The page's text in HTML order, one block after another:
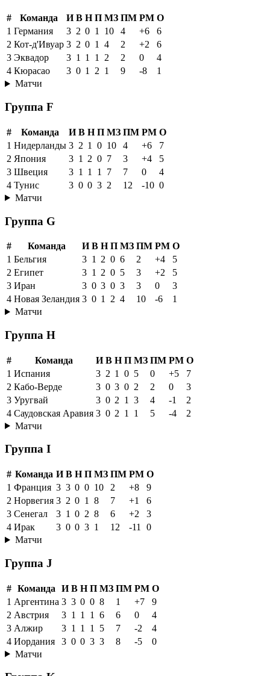
# Команда И В Н П МЗ ПМ РМ О
1 Германия 3 2 0 1 10 4 +6
6
2 Кот-д'Ивуар 3 2 0 1 4 2 +2
6
3 Эквадор 3 1 1 1 2 2 0
4
4 Кюрасао 3 0 1 2 1 9 -8
1
Матчи
Группа F
# Команда И В Н П МЗ ПМ РМ О
1 Нидерланды 3 2 1 0 10 4 +6
7
2 Япония 3 1 2 0 7 3 +4
5
3 Швеция 3 1 1 1 7 7 0
4
4 Тунис 3 0 0 3 2 12 -10 0
Матчи
Группа G
# Команда И В Н П МЗ ПМ РМ О
1 Бельгия 3 1 2 0 6 2 +4
5
2 Египет 3 1 2 0 5 3 +2
5
3 Иран 3 0 3 0 3 3 0
3
4 Новая Зеландия 3 0 1 2 4 10 -6
1
Матчи
Группа H
# Команда И В Н П МЗ ПМ РМ О
1 Испания 3 2 1 0 5 0 +5
7
2 Кабо-Верде 3 0 3 0 2 2 0
3
3 Уругвай 3 0 2 1 3 4 -1
2
4 Саудовская Аравия 3 0 2 1 1 5 -4
2
Матчи
Группа I
# Команда И В Н П МЗ ПМ РМ О
1 Франция 3 3 0 0 10 2 +8
9
2 Норвегия 3 2 0 1 8 7 +1
6
3 Сенегал 3 1 0 2 8 6 +2
3
4 Ирак 3 0 0 3 1 12 -11
0
Матчи
Группа J
# Команда И В Н П МЗ ПМ РМ О
1 Аргентина 3 3 0 0 8 1 +7
9
2 Австрия 3 1 1 1 6 6 0
4
3 Алжир 3 1 1 1 5 7 -2
4
4 Иордания 3 0 0 3 3 8 -5
0
Матчи